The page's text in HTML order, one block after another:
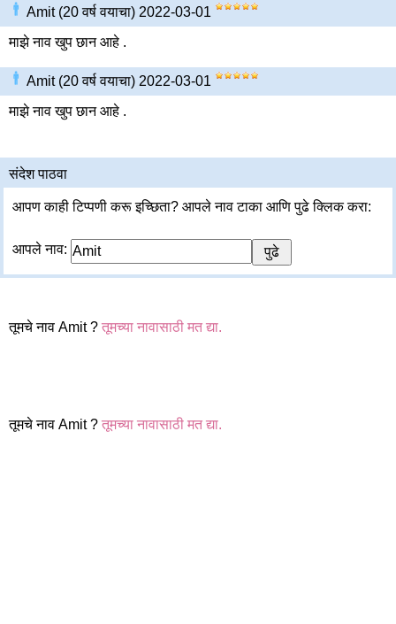
Amit (20 वर्ष वयाचा) 2022-03-01
माझे नाव खुप छान आहे .
Amit (20 वर्ष वयाचा) 2022-03-01
माझे नाव खुप छान आहे .
संदेश पाठवा
आपण काही टिप्पणी करू इच्छिता? आपले नाव टाका आणि पुढे क्लिक करा:
आपले नाव:
तूमचे नाव Amit ? तूमच्या नावासाठी मत द्या.
तूमचे नाव Amit ? तूमच्या नावासाठी मत द्या.